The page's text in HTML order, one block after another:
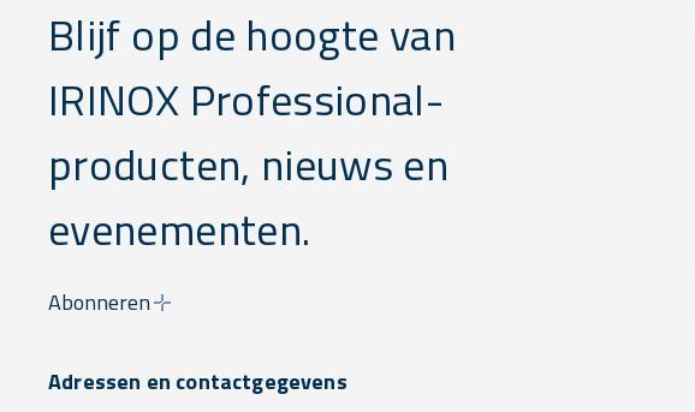
Blijf op de hoogte van
IRINOX Professional-
producten, nieuws en
evenementen.
Abonneren
Adressen en contactgegevens